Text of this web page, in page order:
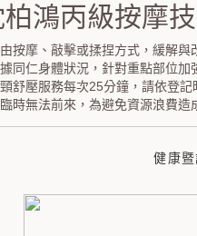
柏鴻丙級按摩
按摩、敲擊或揉捏方式，緩解與
同仁身體狀況，針對重點部位加
舒壓服務每次25分鐘，請依登
時無法前來，為避免資源浪費造
健康